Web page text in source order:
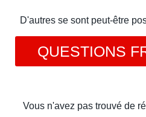
D'autres se sont peut-être
QUESTIONS
Vous n'avez pas trouvé de